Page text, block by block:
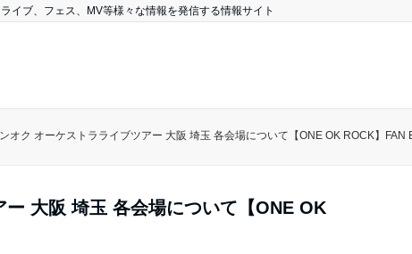
イブ、フェス、MV等様々な情報を発信する情報サイト
オク オーケストラライブツアー 大阪 埼玉 各会場について【ONE OK ROCK】FAN
大阪 埼玉 各会場について【ONE OK